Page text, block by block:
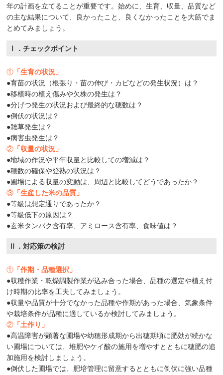
年の計画を立てることが重要です。始めに、生育、収量、品質など
の主な結果について、良かったこと、良くなかったことを大筋でま
とめてみましょう。
Ⅰ．チェックポイント
① 「生育の状況」
●育苗の状況（根張り・苗の伸び・カビなどの発生状況）は？
●移植時の植え傷みや欠株の発生は？
●分げつ発生の状況および最終的な穂数は？
●倒伏の状況は？
●雑草発生は？
●病害虫発生は？
② 「収量の状況」
●地域の作況や平年収量と比較しての増減は？
●穂数の確保や登熟の状況は？
●圃場による収量の変動は、周辺と比較してどうであったか？
③ 「生産した米の品質」
●等級は想定通りであったか？
●等級低下の原因は？
●玄米タンパク含有率、アミロース含有率、食味値は？
Ⅱ．対応策の検討
① 「作期・品種選択」
●収穫作業・乾燥調製作業が込み合った場合、品種の選定や植え付
け時期の比率を工夫してみましょう。
●収量や品質が十分でなかった品種や作期があった場合、気象条件
や栽培条件が品種に適しているか検討してみましょう。
② 「土作り」
●高温障害が顕著な圃場や幼穂形成期から出穂期頃に肥効が続かな
い圃場については、堆肥やケイ酸の施用を増やすとともに穂肥の追
加施用を検討しましょう。
●倒伏した圃場では、肥培管理に留意するとともに倒伏に強い品種